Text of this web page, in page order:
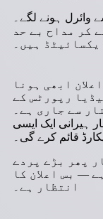
وائرل ہونے لگے۔
کر مداح بے حد
ہیں۔
کا سرکاری اعلان ابھی ہونا
رپورٹس کے
سے جاری ہے۔
ہیرانی ایک ایسی
قائم کرے گی۔
پھر بڑے پردے
— بس اعلان کا
انتظار ہے۔